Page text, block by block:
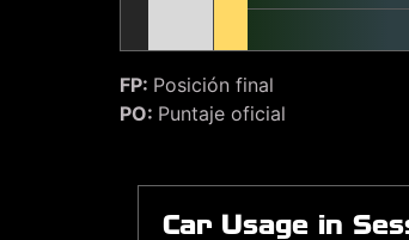
FP: Posición final
PO: Puntaje oficial
Car Usage in